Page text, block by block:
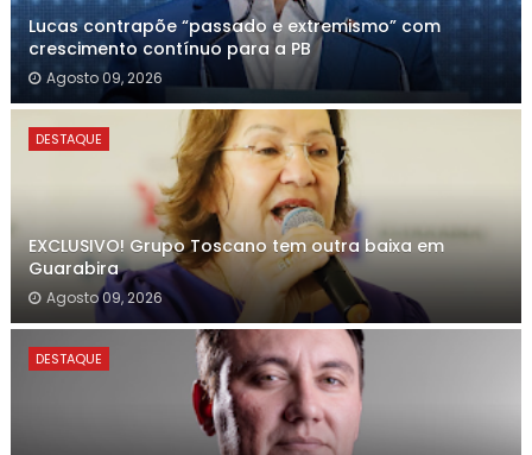
Lucas contrapõe “passado e extremismo” com
crescimento contínuo para a PB
Agosto 09, 2026
DESTAQUE
EXCLUSIVO! Grupo Toscano tem outra baixa em
Guarabira
Agosto 09, 2026
DESTAQUE